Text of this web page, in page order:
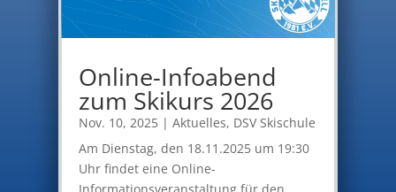
Online-Infoabend
zum Skikurs 2026
Nov. 10, 2025 | Aktuelles, DSV Skischule
Am Dienstag, den 18.11.2025 um 19:30
Uhr findet eine Online-